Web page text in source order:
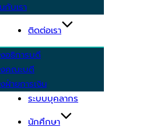
กับเรา
ติดต่อเรา
อธิการบดี
คณะบดี
ฝ่ายการเงิน
ระบบบุคลากร
นักศึกษา